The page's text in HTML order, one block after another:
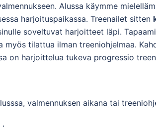
Alussa käymme
harjoituspaikassa. Treenailet sitten
soveltuvat harjoitteet läpi.
tilattua ilman treeniohjelmaa.
on harjoittelua tukeva progressio
valmennuksen aikana tai